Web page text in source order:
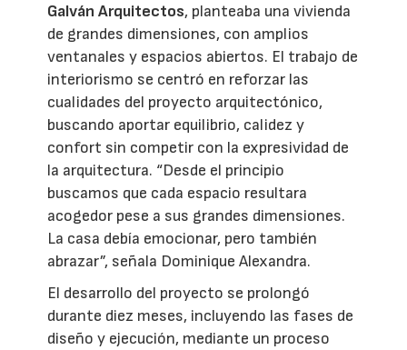
Galván Arquitectos, planteaba una vivienda
de grandes dimensiones, con amplios
ventanales y espacios abiertos. El trabajo de
interiorismo se centró en reforzar las
cualidades del proyecto arquitectónico,
buscando aportar equilibrio, calidez y
confort sin competir con la expresividad de
la arquitectura. “Desde el principio
buscamos que cada espacio resultara
acogedor pese a sus grandes dimensiones.
La casa debía emocionar, pero también
abrazar”, señala Dominique Alexandra.
El desarrollo del proyecto se prolongó
durante diez meses, incluyendo las fases de
diseño y ejecución, mediante un proceso